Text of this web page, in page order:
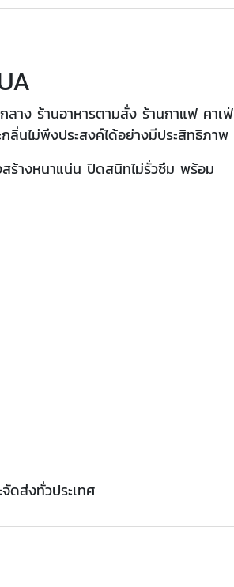
าง ร้านอาหารตามสั่ง ร้านกาแฟ คาเฟ่
นไม่พึงประสงค์ได้อย่างมีประสิทธิภาพ
ร้างหนาแน่น ปิดสนิทไม่รั่วซึม พร้อม
ดส่งทั่วประเทศ